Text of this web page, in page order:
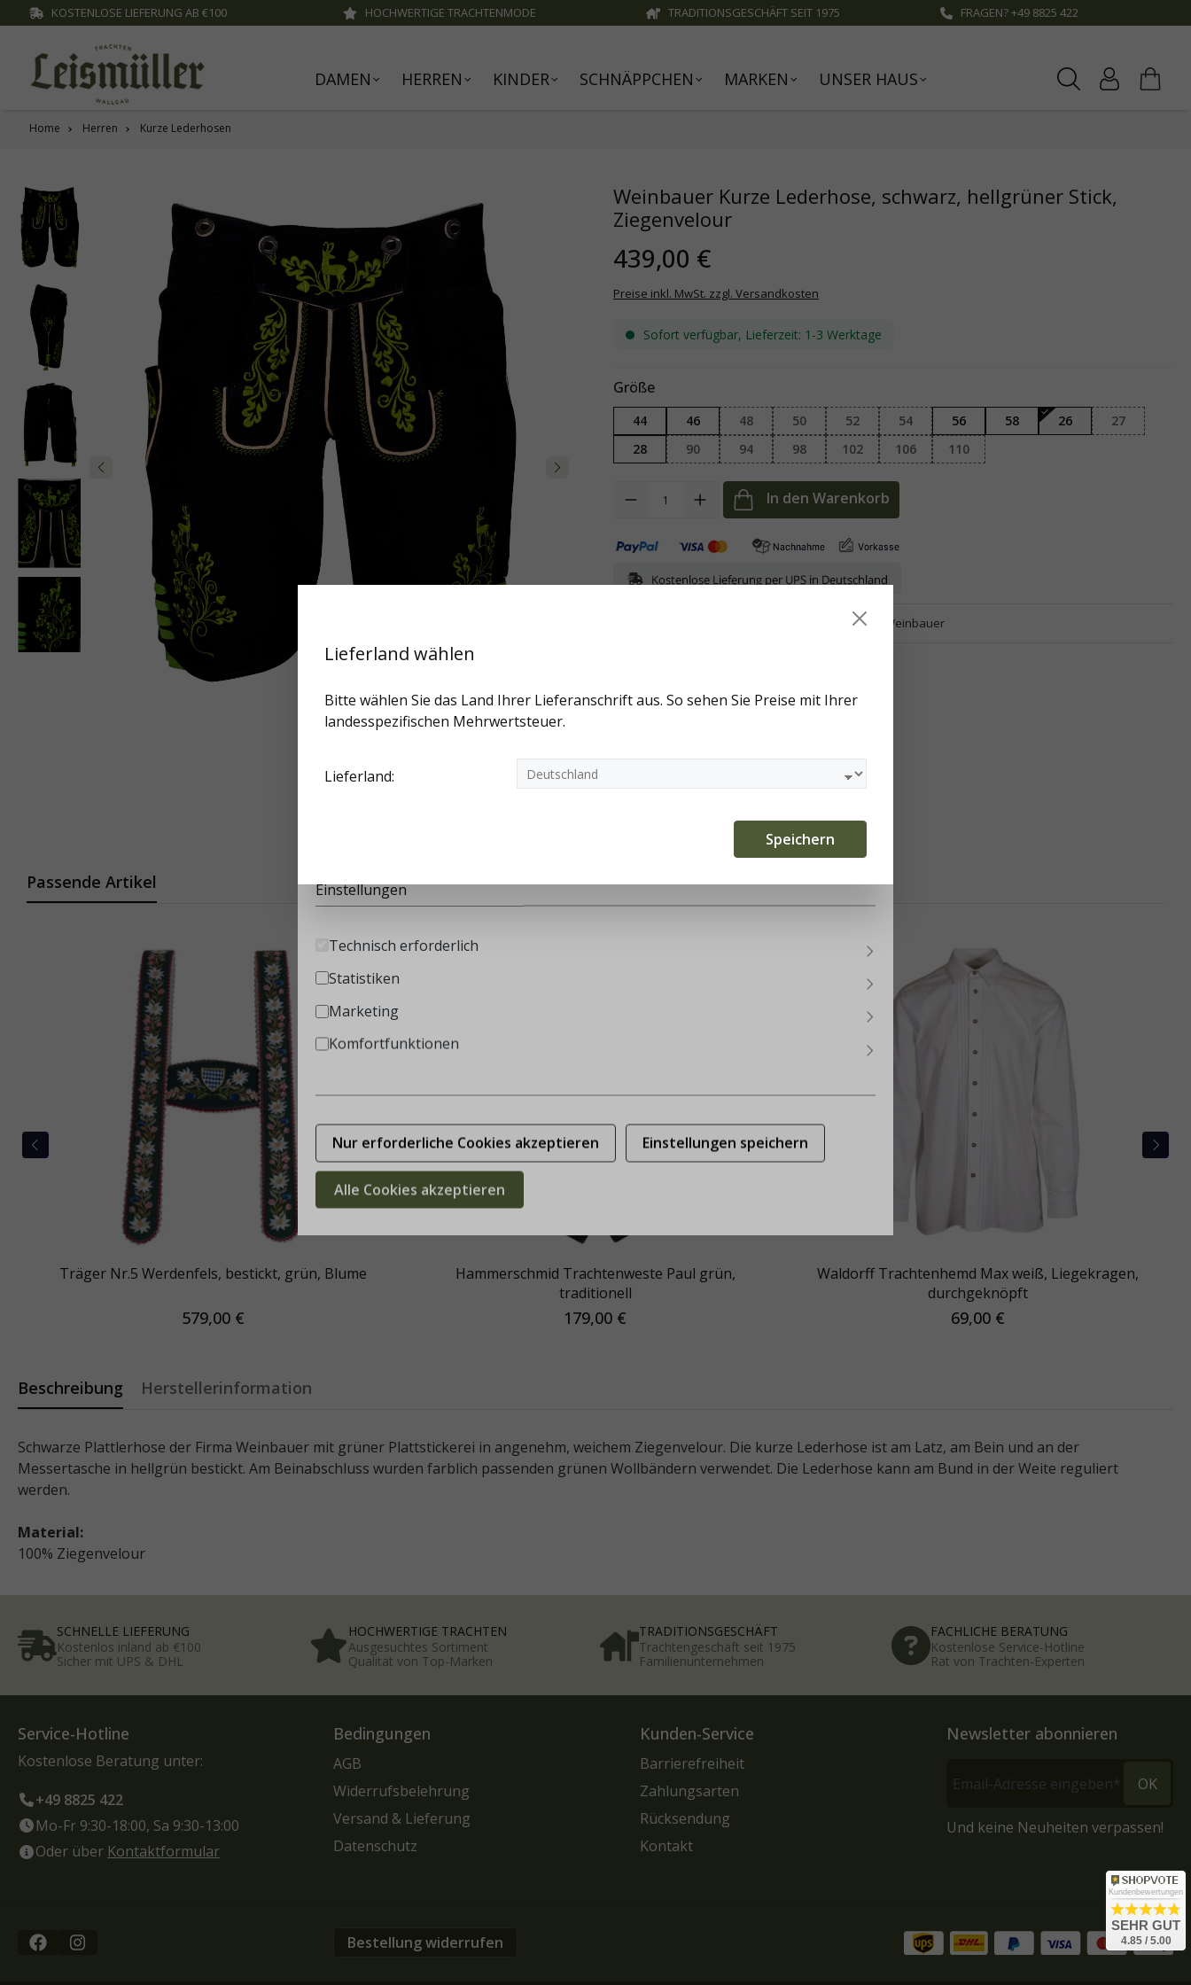
springen
KOSTENLOSE LIEFERUNG AB €100 HOCHWERTIGE TRACHTENMODE TRADITIONSGESCHÄFT SEIT 1975 FRAGEN? +49 8825 422
DAMEN HERREN KINDER SCHNÄPPCHEN MARKEN UNSER HAUS
Home Herren Kurze Lederhosen
Weinbauer Kurze Lederhose, schwarz, hellgrüner Stick,
Ziegenvelour
439,00 €
Preise inkl. MwSt. zzgl. Versandkosten
Sofort verfügbar, Lieferzeit: 1-3 Werktage
Größe
44 46 48 50 52 54 56 58 26
27
28
90 94 98 102 106 110
In den Warenkorb
Marke: Weinbauer
Passende Artikel
Träger Nr.5 Werdenfels, bestickt, grün, Blume
579,00 €
Hammerschmid Trachtenweste Paul grün,
traditionell
179,00 €
Waldorff Trachtenhemd Max weiß, Liegekragen,
durchgeknöpft
69,00 €
Beschreibung Herstellerinformation
Schwarze Plattlerhose der Firma Weinbauer mit grüner Plattstickerei in angenehm, weichem Ziegenvelour. Die kurze Lederhose ist am Latz, am Bein und an der
Messertasche in hellgrün bestickt. Am Beinabschluss wurden farblich passenden grünen Wollbändern verwendet. Die Lederhose kann am Bund in der Weite reguliert
werden.
Material:
100% Ziegenvelour
SCHNELLE LIEFERUNG
Kostenlos inland ab €100
Sicher mit UPS & DHL
HOCHWERTIGE TRACHTEN
Ausgesuchtes Sortiment
Qualität von Top-Marken
TRADITIONSGESCHÄFT
Trachtengeschäft seit 1975
Familienunternehmen
FACHLICHE BERATUNG
Kostenlose Service-Hotline
Rat von Trachten-Experten
Service-Hotline
Kostenlose Beratung unter:
+49 8825 422
Mo-Fr 9:30-18:00, Sa 9:30-13:00
Oder über Kontaktformular
Bedingungen
AGB
Widerrufsbelehrung
Versand & Lieferung
Datenschutz
Kunden-Service
Barrierefreiheit
Zahlungsarten
Rücksendung
Kontakt
Newsletter abonnieren
OK
Und keine Neuheiten verpassen!
Bestellung widerrufen
Diese Website verwendet Cookies, um die besten Funktionalitäten zu bieten.
Einstellungen
Technisch erforderlich
Statistiken
Marketing
Komfortfunktionen
Nur erforderliche Cookies akzeptieren Einstellungen speichern
Alle Cookies akzeptieren
Kundenbewertungen
SEHR GUT
4.85 / 5.00
Lieferland wählen
Bitte wählen Sie das Land Ihrer Lieferanschrift aus. So sehen Sie Preise mit Ihrer
landesspezifischen Mehrwertsteuer.
Lieferland:
Speichern